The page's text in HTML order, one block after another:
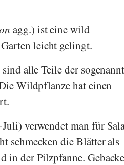
agg.) ist eine wild
leicht gelingt.
sind alle Teile der
Wildpflanze hat einen
verwendet man für
schmecken die Blätter als
in der Pilzpfanne.